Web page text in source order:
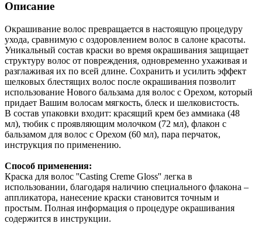
Описание
Окрашивание волос превращается в настоящую процедуру
ухода, сравнимую с оздоровлением волос в салоне красоты.
Уникальный состав краски во время окрашивания защищает
структуру волос от повреждения, одновременно ухаживая и
разглаживая их по всей длине. Сохранить и усилить эффект
шелковых блестящих волос после окрашивания позволит
использование Нового бальзама для волос с Орехом, который
придает Вашим волосам мягкость, блеск и шелковистость.
В состав упаковки входит: красящий крем без аммиака (48
мл), тюбик с проявляющим молочком (72 мл), флакон с
бальзамом для волос с Орехом (60 мл), пара перчаток,
инструкция по применению.
Способ применения:
Краска для волос ''Casting Creme Gloss'' легка в
использовании, благодаря наличию специального флакона –
аппликатора, нанесение краски становится точным и
простым. Полная информация о процедуре окрашивания
содержится в инструкции.